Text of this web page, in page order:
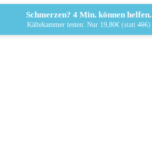
Schmerzen? 4 Min. können helfen.
Kältekammer testen: Nur 19,80€ (statt 49€)